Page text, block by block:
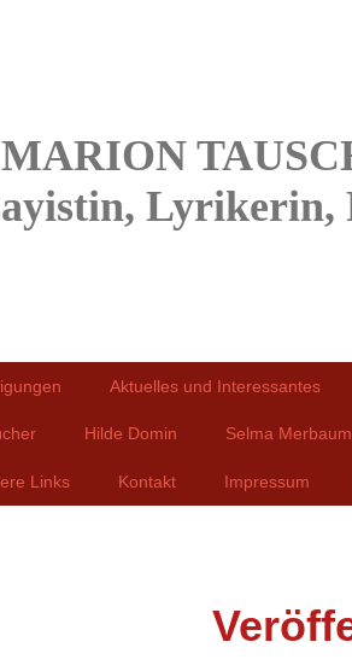
MARION
Lyrikerin,
Aktuelles und Interessantes
Hilde Domin Selma Merbaum
Links Kontakt Impressum